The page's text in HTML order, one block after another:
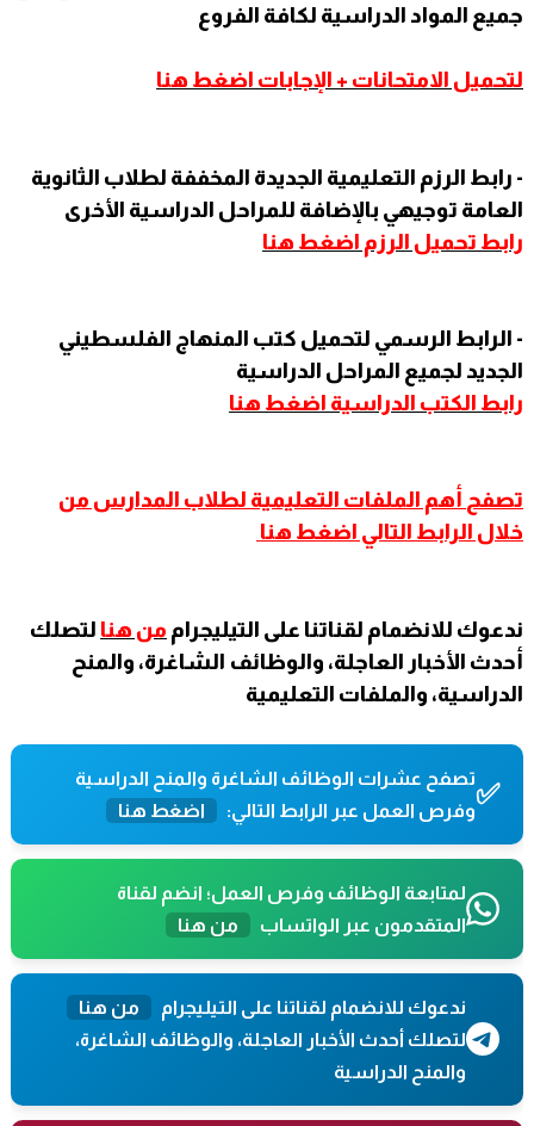
جميع المواد الدراسية لكافة الفروع
لتحميل الامتحانات + الإجابات اضغط هنا
- رابط الرزم التعليمية الجديدة المخففة لطلاب الثانوية
العامة توجيهي بالإضافة للمراحل الدراسية الأخرى
رابط تحميل الرزم اضغط هنا
- الرابط الرسمي لتحميل كتب المنهاج الفلسطيني
الجديد لجميع المراحل الدراسية
رابط الكتب الدراسية اضغط هنا
تصفح أهم الملفات التعليمية لطلاب المدارس من
خلال الرابط التالي اضغط هنا
ندعوك للانضمام لقناتنا على التيليجرام من هنا لتصلك
أحدث الأخبار العاجلة، والوظائف الشاغرة، والمنح
الدراسية، والملفات التعليمية
✅تصفح عشرات الوظائف الشاغرة والمنح الدراسية
وفرص العمل عبر الرابط التالي:
اضغط هنا
لمتابعة الوظائف وفرص العمل؛ انضم لقناة
المتقدمون عبر الواتساب
من هنا
ندعوك للانضمام لقناتنا على التيليجرام
من هنا
لتصلك أحدث الأخبار العاجلة، والوظائف الشاغرة،
والمنح الدراسية